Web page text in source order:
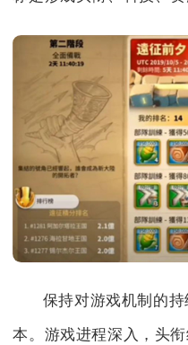
保持对游戏机制的
本。游戏进程深入，头